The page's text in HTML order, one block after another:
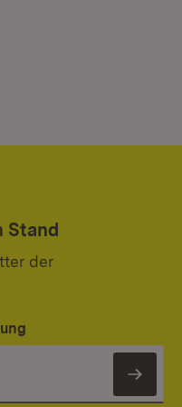
Stand
der